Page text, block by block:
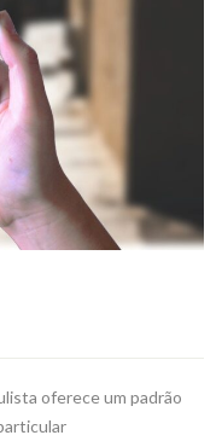
oferece um padrão